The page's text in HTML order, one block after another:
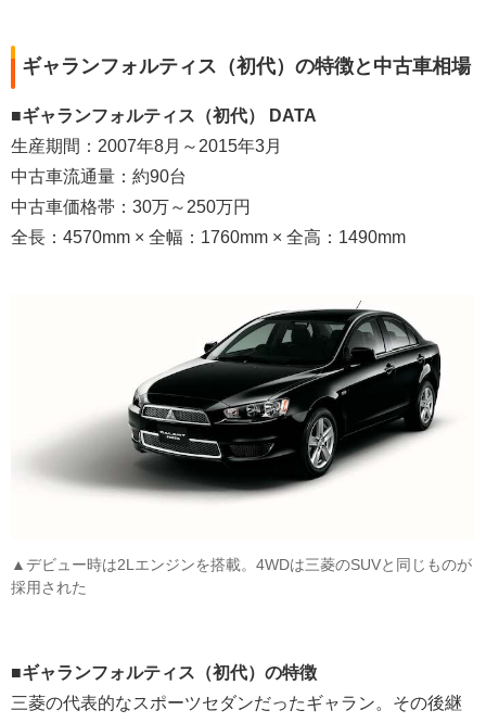
ギャランフォルティス（初代）の特徴と中古車相場
■ギャランフォルティス（初代） DATA
生産期間：2007年8月～2015年3月
中古車流通量：約90台
中古車価格帯：30万～250万円
全長：4570mm × 全幅：1760mm × 全高：1490mm
▲デビュー時は2Lエンジンを搭載。4WDは三菱のSUVと同じものが
採用された
■ギャランフォルティス（初代）の特徴
三菱の代表的なスポーツセダンだったギャラン。その後継